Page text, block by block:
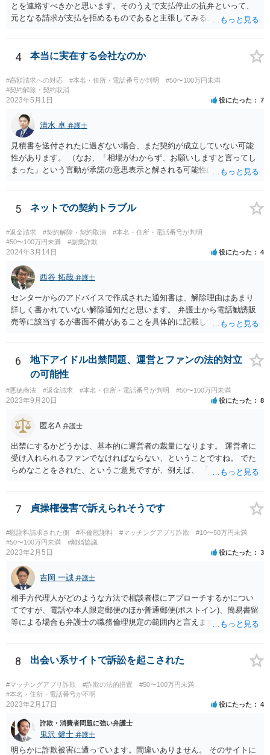
とを連絡すべきかと思います。そのうえで支払停止の抗弁といって、
元となる請求が支払を拒めるものであると主張してみることになるか
かなかシビアかもしれません。 https://zenso.or.jp/wp-content/uploads/
JACAS173%e5%88%a4%e4%be%8b%e7%b4%b9%e4%bb%8b.pdf
4 本当に実在する会社なのか
#高額請求への対応 #本名・住所・電話番号が判明
#50〜100万円未満
#契約解除・契約取消
2023年5月1日 役にたった 7
清水 卓 弁護士
見積書を送付されたに過ぎない場合、まだ契約が成立していない可能
性があります。 （なお、「相場がわからず、お願いしますと言ってし
まった」という言動が承諾の意思表示と解される可能性はあります
る余地があるかもしれません）。 いずれにしても、相手会社の実在
等に不安を感じるのであれば、相手方とのやりとりを一旦保留とし
て、見積書等の相手方の表示（名称、代表者名、住所等）を手がかり
に、法務局で商業•法人登記の登記事項証明書の入手を試みてみる方法
も考えられます（相手の会社が実在する会社なのか、やりとりしてい
る相手が代表権限を有しているのか等について、登記登録の有無や登
録内容を確かめることができます）。 【参考】法務局サイト https://w
ww.moj.go.jp/MINJI/houjintouki.html
5 ネットでの契約トラブル
#返金請求 #契約解除・契約取消
#本名・住所・電話番号が判明
#50〜100万円未満
#副業詐欺
2024年3月14日 役にたった 4
西谷 拓哉 弁護士
センターからのアドバイスで作成された通知書は、解除理由はあまり
詳しく書かれていない解除通知だと思います。 弁護士から電話勧誘販
売等に該当するが書面不備があることを具体的に記載して返金を求め
護士から通知書をおくっても返事がない、低い金額しか返金を提案し
てこない場合、裁判所に提訴することを検討する必要があります。 セ
ンターの方で、消費者事件を取り扱っている弁護士の紹介を受けられ
ないか一度確認してみてください。
6
地下アイドル出禁問題、運営とファンの法的対立
の可能性
#悪徳商法 #返金請求 #本名・住所・電話番号が判明 #50〜100万円未満
2023年9月20日 役にたった 8
匿名A 弁護士
出禁にするかどうかは、基本的に運営者の裁量になります。 運営者に
受け入れられるファンでなければならない、ということですね。 でた
らめなことをされた、というご意見ですが、例えば、 「サービスを購
た事情があったのでしょうか。 公表するにしても、見る人に受け入れ
られる内容のものでなければなりません。 そうでなければ、逆に、あ
なたが、民事上又は刑事上の責任を負う恐れがあります。 重々ご注意
なさいますよう。
7 貞操権侵害で訴えられそうです
#慰謝料請求された側 #不倫慰謝料 #マッチングアプリ詐欺
#10〜50万円未満
#50〜100万円未満
#離婚協議
2023年2月5日 役にたった 3
吉岡 一誠 弁護士
相手方代理人がどのような方法で相談者様にアプローチするかについ
てですが、電話や本人限定郵便のほか普通郵便(ポストイン)、簡易書留
等による場合も弁護士の職務倫理規定の範囲内と言えますので、必ず
が弁護士に依頼するより前に、先んじて相談者様が弁護士に依頼をす
る場合、相手方代理人は相談者様の代理人弁護士を飛び越えて相談者
様の自宅に書面を郵送することが職務倫理上許されなくなる(懲戒処分
の対象になり得る)ため、家族にバレてしまうことを回避したいという
ご意向であれば、早めに弁護士に依頼をするというのも一つかと思い
ます(もちろん、このまま何事もなく終結する可能性もあるでしょうか
ら、藪蛇になるリスクもあるところではありますが)。 相手方がある話
ではあるので、最終的な和解の見通しは何とも言えませんが、弁護士
に依頼することで低額での和解に至れるということもあるでしょう。
8 出会い系サイトで訴訟を起こされた
#マッチングアプリ詐欺 #詐欺の法的措置
#50〜100万円未満
#本名・住所・電話番号が不明
2023年2月17日 役にたった 4
詐欺・消費者問題に強い弁護士
鬼沢 健士 弁護士
明らかに詐欺被害に遭っています。間違いありません。 そのサイトに